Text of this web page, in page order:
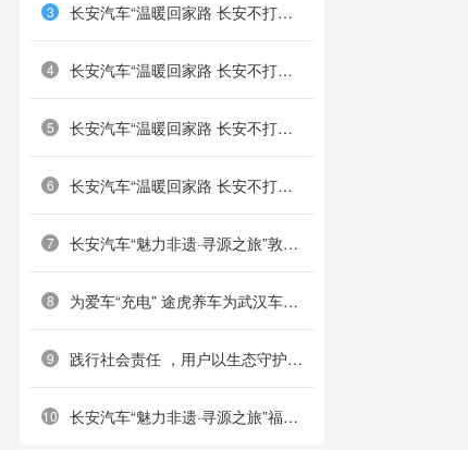
3 长安汽车“温暖回家路 长安不打烊”海口站温暖落幕
4 长安汽车“温暖回家路 长安不打烊”哈尔滨站火热举办
5 长安汽车“温暖回家路 长安不打烊”南京站圆满举行
6 长安汽车“温暖回家路 长安不打烊”郑州站成功举办
7 长安汽车“魅力非遗·寻源之旅”敦煌站：重走丝路古道，共绘非遗画卷
8 为爱车“充电” 途虎养车为武汉车主提供免费搭电服务
9 践行社会责任 ，用户以生态守护共筑绿色屏障——深蓝汽车乌梁素海护鸟公益活动成功举办
10 长安汽车“魅力非遗·寻源之旅”福州站：共溯海丝文脉，传承船政匠心